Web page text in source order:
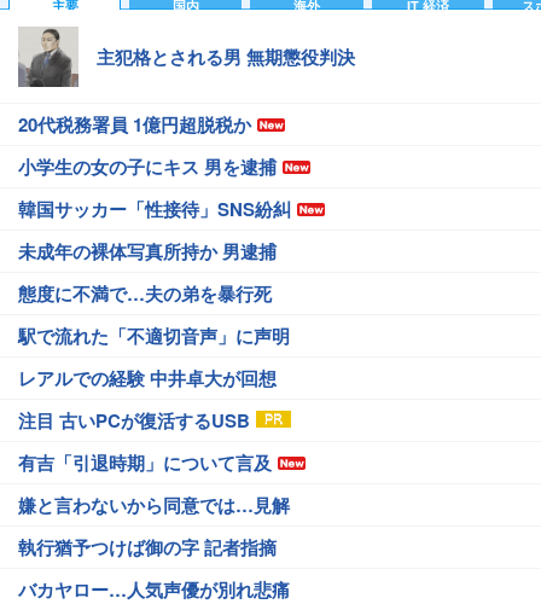
主要 国内 海外 IT 経済 ス
主犯格とされる男 無期懲役判決
20代税務署員 1億円超脱税か
小学生の女の子にキス 男を逮捕
韓国サッカー「性接待」SNS紛糾
未成年の裸体写真所持か 男逮捕
態度に不満で…夫の弟を暴行死
駅で流れた「不適切音声」に声明
レアルでの経験 中井卓大が回想
注目 古いPCが復活するUSB
有吉「引退時期」について言及
嫌と言わないから同意では…見解
執行猶予つけば御の字 記者指摘
バカヤロー…人気声優が別れ悲痛